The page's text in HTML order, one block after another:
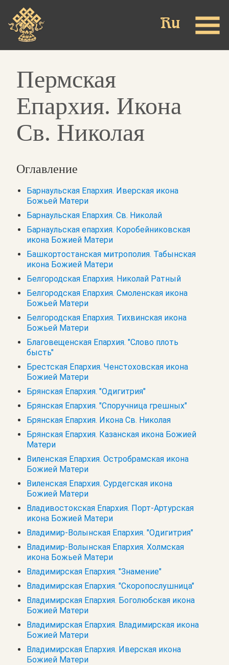
main
content
Пермская
Епархия. Икона
Св. Николая
Оглавление
Барнаульская Епархия. Иверская икона
Божьей Матери
Барнаульская Епархия. Св. Николай
Барнаульская епархия. Коробейниковская
икона Божией Матери
Башкортостанская митрополия. Табынская
икона Божией Матери
Белгородская Епархия. Николай Ратный
Белгородская Епархия. Смоленская икона
Божьей Матери
Белгородская Епархия. Тихвинская икона
Божьей Матери
Благовещенская Епархия. "Слово плоть
бысть"
Брестская Епархия. Ченстоховская икона
Божией Матери
Брянская Епархия. "Одигитрия"
Брянская Епархия. "Споручница грешных"
Брянская Епархия. Икона Св. Николая
Брянская Епархия. Казанская икона Божией
Матери
Виленская Епархия. Остробрамская икона
Божией Матери
Виленская Епархия. Сурдегская икона
Божией Матери
Владивостокская Епархия. Порт-Артурская
икона Божией Матери
Владимир-Волынская Епархия. "Одигитрия"
Владимир-Волынская Епархия. Холмская
икона Божьей Матери
Владимирская Епархия. "Знамение"
Владимирская Епархия. "Скоропослушница"
Владимирская Епархия. Боголюбская икона
Божией Матери
Владимирская Епархия. Владимирская икона
Божией Матери
Владимирская Епархия. Иверская икона
Божией Матери